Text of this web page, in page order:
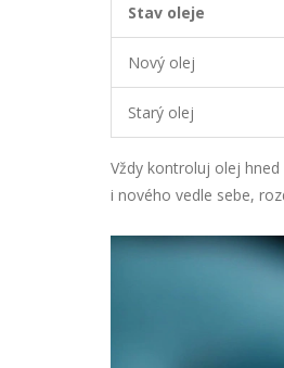
Stav oleje
Nový olej
Starý olej
Vždy kontroluj olej
i nového vedle sebe,